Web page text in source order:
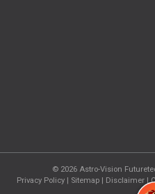
© 2026 Astro-Vision
Privacy Policy| Sitemap | Disclaimer|